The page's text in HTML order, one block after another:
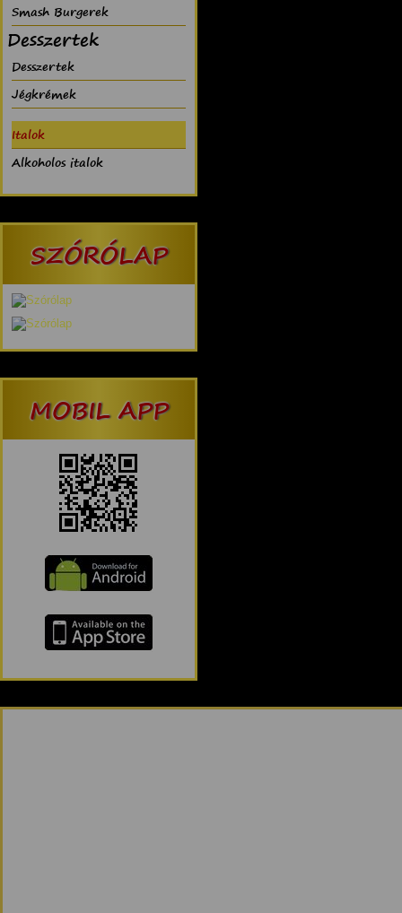
Smash Burgerek
Desszertek
Desszertek
Jégkrémek
Italok
Alkoholos italok
SZÓRÓLAP
MOBIL APP